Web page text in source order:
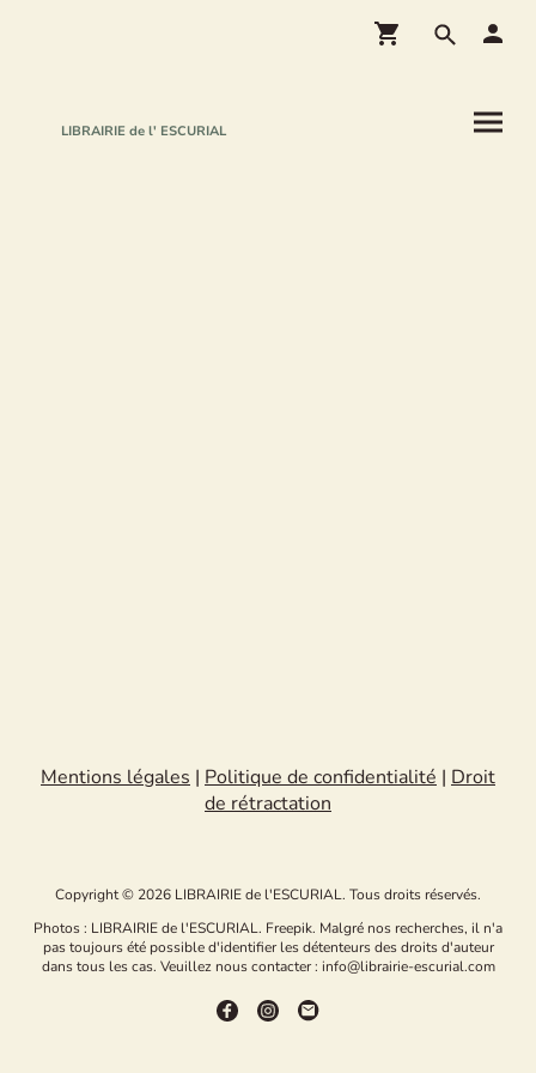
LIBRAIRIE de l' ESCURIAL
Mentions légales | Politique de confidentialité | Droit
de rétractation
Copyright © 2026 LIBRAIRIE de l'ESCURIAL. Tous droits réservés.
Photos : LIBRAIRIE de l'ESCURIAL. Freepik. Malgré nos recherches, il n'a
pas toujours été possible d'identifier les détenteurs des droits d'auteur
dans tous les cas. Veuillez nous contacter : info@librairie-escurial.com